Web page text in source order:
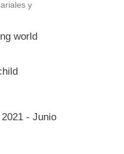
y
world
- Junio